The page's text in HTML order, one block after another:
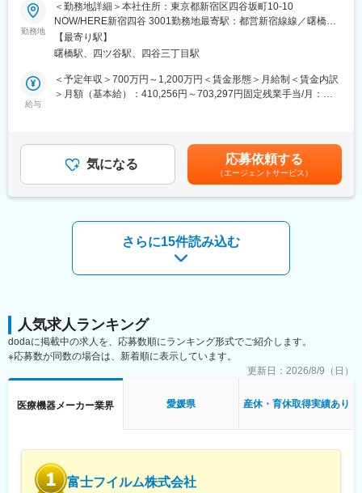
クに関してのスキルも活用される場面も多く、医療機器という枠
にとどまらない幅広いスキルを磨けます。
■緊急呼び出しについて：
大病院とは違い、クリニックがお客様となる為、基本的に夜間に
当番制（自宅待機）を取り入れており、万が一、対応（出動）が
発生した場合、代休を取得いただきます。
変更の範囲：会社の定める業務
【ポジション概要】
導入推進課は、Henryをより多くの病院へ届けるための導入体制
の構築・運営を担う組織です。本ポジションでは導入推進課のリ
ーダーとして、パートナー企業を活用した導入体制の立ち上げか
ら運用改善までを推進いただきます。
入社後はまず導入現場に入り、導入プロセスや顧客理解を深めて
ています。
◇6ヶ月目以降：プロジェクトリーダーとしてパートナー戦略を統
・パートナー（医事系企業等）とのスキル移転～本稼働までの運
・拡大フェーズに向けた体制・プロセスのアップデート
【ポジション魅力】
◎パートナー戦略という新規テーマを構築段階から担い、事業の
◎パートナー戦略の中核を担い、ヘンリーの導入キャパシティを
◎医療×ITというドメインの専門知識を半年で立ち上げるチャレン
■必須条件（詳細）
勤務地
＜勤務地詳細＞本社住所：東京都新宿区四谷坂町10-10
NOW/HERE新宿四谷 3001勤務地最寄駅：都営新宿線線／曙橋駅
受動喫煙対策：敷地内全面禁煙
【最寄り駅】
曙橋駅、四ツ谷駅、四谷三丁目駅
給与
＜予定年収＞700万円～1,200万円＜賃金形態＞月給制＜賃金内訳
＞月額（基本給）：410,256円～703,297円固定残業手当/月：
面談を通じてスキル等をもとに決定します。賃金はあくまでも目
安の金額であり、選考を通じて上下する可能性があります。月給
(月額)は固定手当を含めた表記です。
気になる 応募依頼する
（エージェントサービス）
さらに15件読み込む
人気求人ランキング
dodaに掲載中の求人を、応募数順にランキング形式でご紹介します。
※応募数が同数の場合は、新着順に表示しています。
更新日： 2026/8/9（日）
医療機器メーカー業界 愛媛県 産休・育休取得実績あり
富士フイルム株式会社